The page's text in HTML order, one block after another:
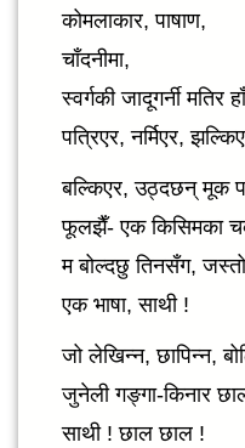
कोमलाकार, पाषाण,
चाँदनीमा,
स्वर्गकी जादूगर्नी मतिर
पत्रिएर, नर्मिएर,
बल्किएर, उठ्दछन् मूक
फूलझैँ- एक किसिमका
म बोल्दछु तिनसँग,
एक भाषा, साथी !
जो लेखिन्न, छापिन्न,
जुनेली गङ्गा-किनार
साथी ! छाल छाल !